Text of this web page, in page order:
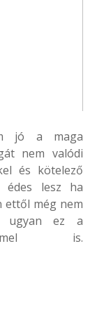
jó a maga
nem valódi
és kötelező
édes lesz ha
ettől még nem
ugyan ez a
is.